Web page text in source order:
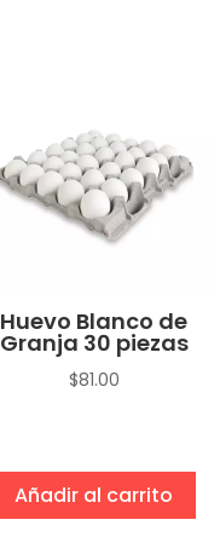
Huevo Blanco de
Granja 30 piezas
$81.00
Añadir al carrito